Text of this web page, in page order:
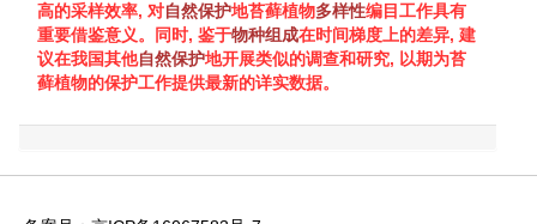
高的采样效率, 对自然保护地苔藓植物多样性编目工作具有
重要借鉴意义。同时, 鉴于物种组成在时间梯度上的差异, 建
议在我国其他自然保护地开展类似的调查和研究, 以期为苔
藓植物的保护工作提供最新的详实数据。